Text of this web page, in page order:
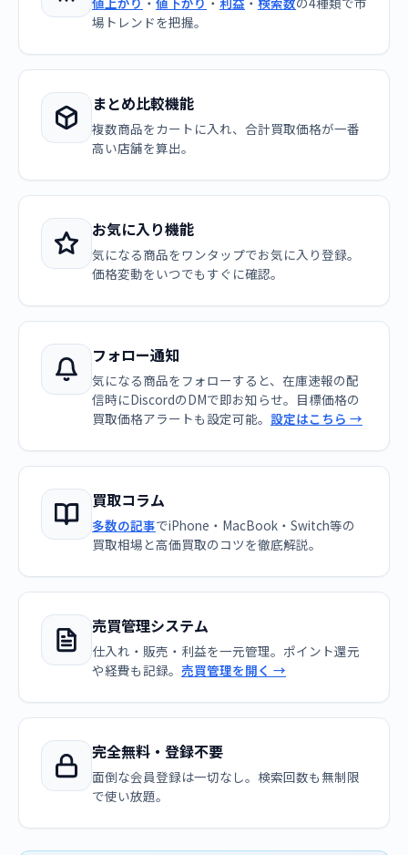
場トレンドを把握。
まとめ比較機能
複数商品をカートに入れ、合計買取価格が一番
高い店舗を算出。
お気に入り機能
気になる商品をワンタップでお気に入り登録。
価格変動をいつでもすぐに確認。
フォロー通知
気になる商品をフォローすると、在庫速報の配
信時にDiscordのDMで即お知らせ。目標価格の
買取価格アラートも設定可能。 設定はこちら →
買取コラム
多数の記事でiPhone・MacBook・Switch等の
買取相場と高価買取のコツを徹底解説。
売買管理システム
仕入れ・販売・利益を一元管理。ポイント還元
や経費も記録。 売買管理を開く →
完全無料・登録不要
面倒な会員登録は一切なし。検索回数も無制限
で使い放題。